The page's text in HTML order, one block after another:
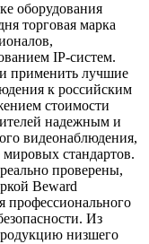
оборудования
торговая марка
IP-систем.
применить лучшие
к российским
стоимости
надежным и
видеонаблюдения,
стандартов.
проверены,
Beward
профессионального
Из
низшего